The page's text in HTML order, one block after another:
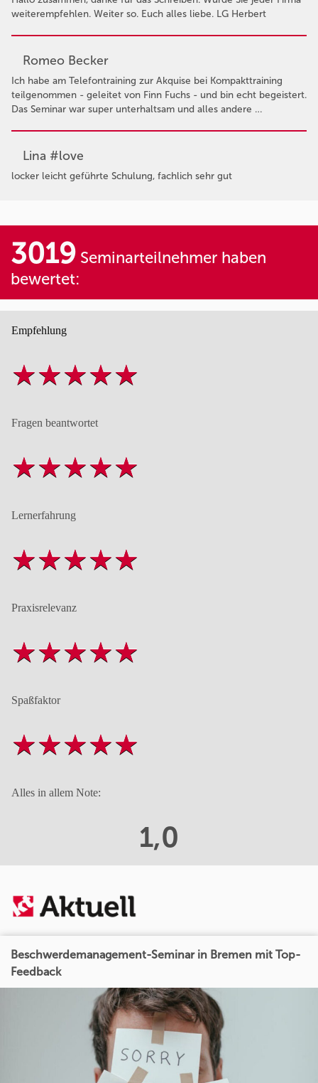
weiterempfehlen. Weiter so. Euch alles liebe. LG Herbert
Romeo Becker
Ich habe am Telefontraining zur Akquise bei Kompakttraining
teilgenommen - geleitet von Finn Fuchs - und bin echt begeistert.
Das Seminar war super unterhaltsam und alles andere …
Lina #love
locker leicht geführte Schulung, fachlich sehr gut
3019 Seminarteilnehmer haben
bewertet:
Empfehlung
Fragen beantwortet
Lernerfahrung
Praxisrelevanz
Spaßfaktor
Alles in allem Note:
1,0
Beschwerdemanagement-Seminar in Bremen mit Top-
Feedback